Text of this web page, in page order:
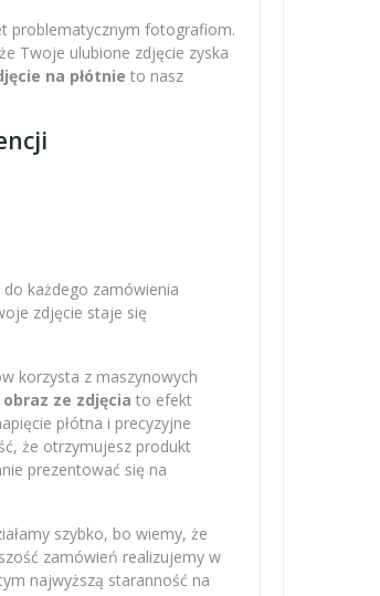
problematycznym fotografiom.
Twoje ulubione zdjęcie zyska
na płótnie to nasz
każdego zamówienia
zdjęcie staje się
korzysta z maszynowych
obraz ze zdjęcia to efekt
płótna i precyzyjne
że otrzymujesz produkt
prezentować się na
szybko, bo wiemy, że
zamówień realizujemy w
najwyższą staranność na